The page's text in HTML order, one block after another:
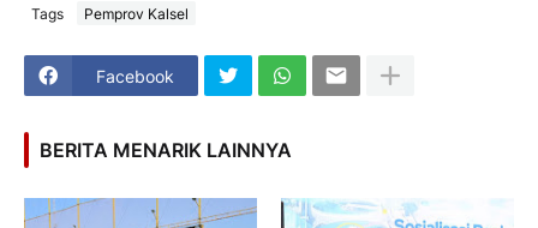
Tags Pemprov Kalsel
Facebook
BERITA MENARIK LAINNYA